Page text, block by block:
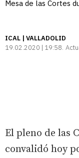
Mesa de las Cortes
ICAL | VALLADOLID
19.02.2020 | 19:58
El pleno de las
convalidó hoy